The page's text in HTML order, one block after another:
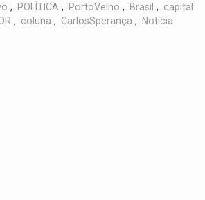
, POLÍTICA , PortoVelho , Brasil , capital
, coluna , CarlosSperança , Notícia